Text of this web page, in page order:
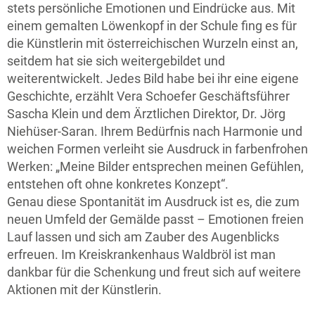
stets persönliche Emotionen und Eindrücke aus. Mit
einem gemalten Löwenkopf in der Schule fing es für
die Künstlerin mit österreichischen Wurzeln einst an,
seitdem hat sie sich weitergebildet und
weiterentwickelt. Jedes Bild habe bei ihr eine eigene
Geschichte, erzählt Vera Schoefer Geschäftsführer
Sascha Klein und dem Ärztlichen Direktor, Dr. Jörg
Niehüser-Saran. Ihrem Bedürfnis nach Harmonie und
weichen Formen verleiht sie Ausdruck in farbenfrohen
Werken: „Meine Bilder entsprechen meinen Gefühlen,
entstehen oft ohne konkretes Konzept“.
Genau diese Spontanität im Ausdruck ist es, die zum
neuen Umfeld der Gemälde passt – Emotionen freien
Lauf lassen und sich am Zauber des Augenblicks
erfreuen. Im Kreiskrankenhaus Waldbröl ist man
dankbar für die Schenkung und freut sich auf weitere
Aktionen mit der Künstlerin.